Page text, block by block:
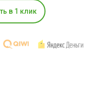
в 1 клик